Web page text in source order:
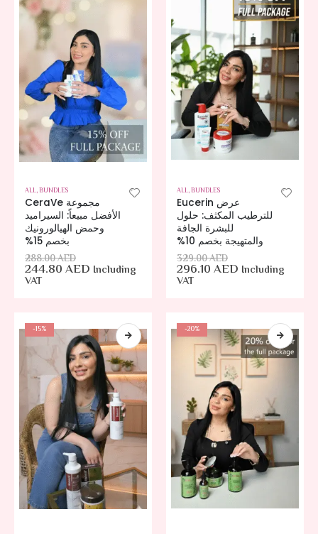
ALL,BUNDLES
مجموعة CeraVe
الأفضل مبيعاً: السيراميد
وحمض الهيالورونيك
بخصم 15%
288.00AED
244.80AED Including
VAT
ALL,BUNDLES
عرض Eucerin
للترطيب المكثف: حلول
للبشرة الجافة
والمتهيجة بخصم 10%
329.00AED
296.10AED Including
VAT
-15% -20%